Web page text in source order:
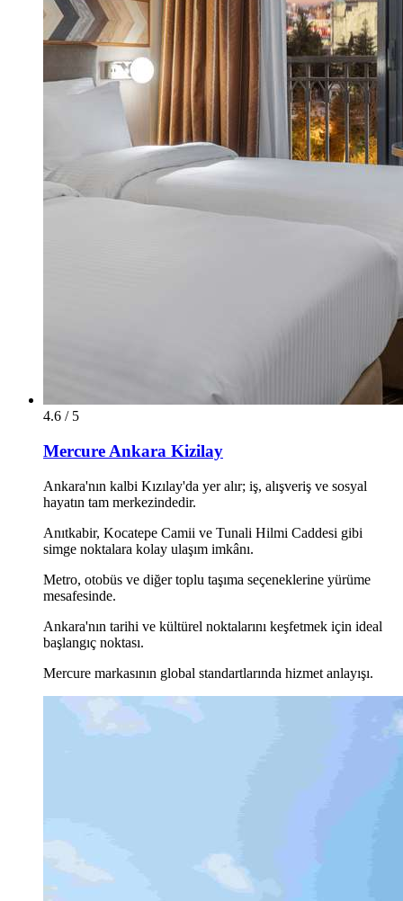
4.6 / 5
Mercure Ankara Kizilay
Ankara'nın kalbi Kızılay'da yer alır; iş, alışveriş ve sosyal
hayatın tam merkezindedir.
Anıtkabir, Kocatepe Camii ve Tunali Hilmi Caddesi gibi
simge noktalara kolay ulaşım imkânı.
Metro, otobüs ve diğer toplu taşıma seçeneklerine yürüme
mesafesinde.
Ankara'nın tarihi ve kültürel noktalarını keşfetmek için ideal
başlangıç noktası.
Mercure markasının global standartlarında hizmet anlayışı.